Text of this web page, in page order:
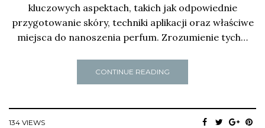
kluczowych aspektach, takich jak odpowiednie
przygotowanie skóry, techniki aplikacji oraz właściwe
miejsca do nanoszenia perfum. Zrozumienie tych…
CONTINUE READING
134 VIEWS